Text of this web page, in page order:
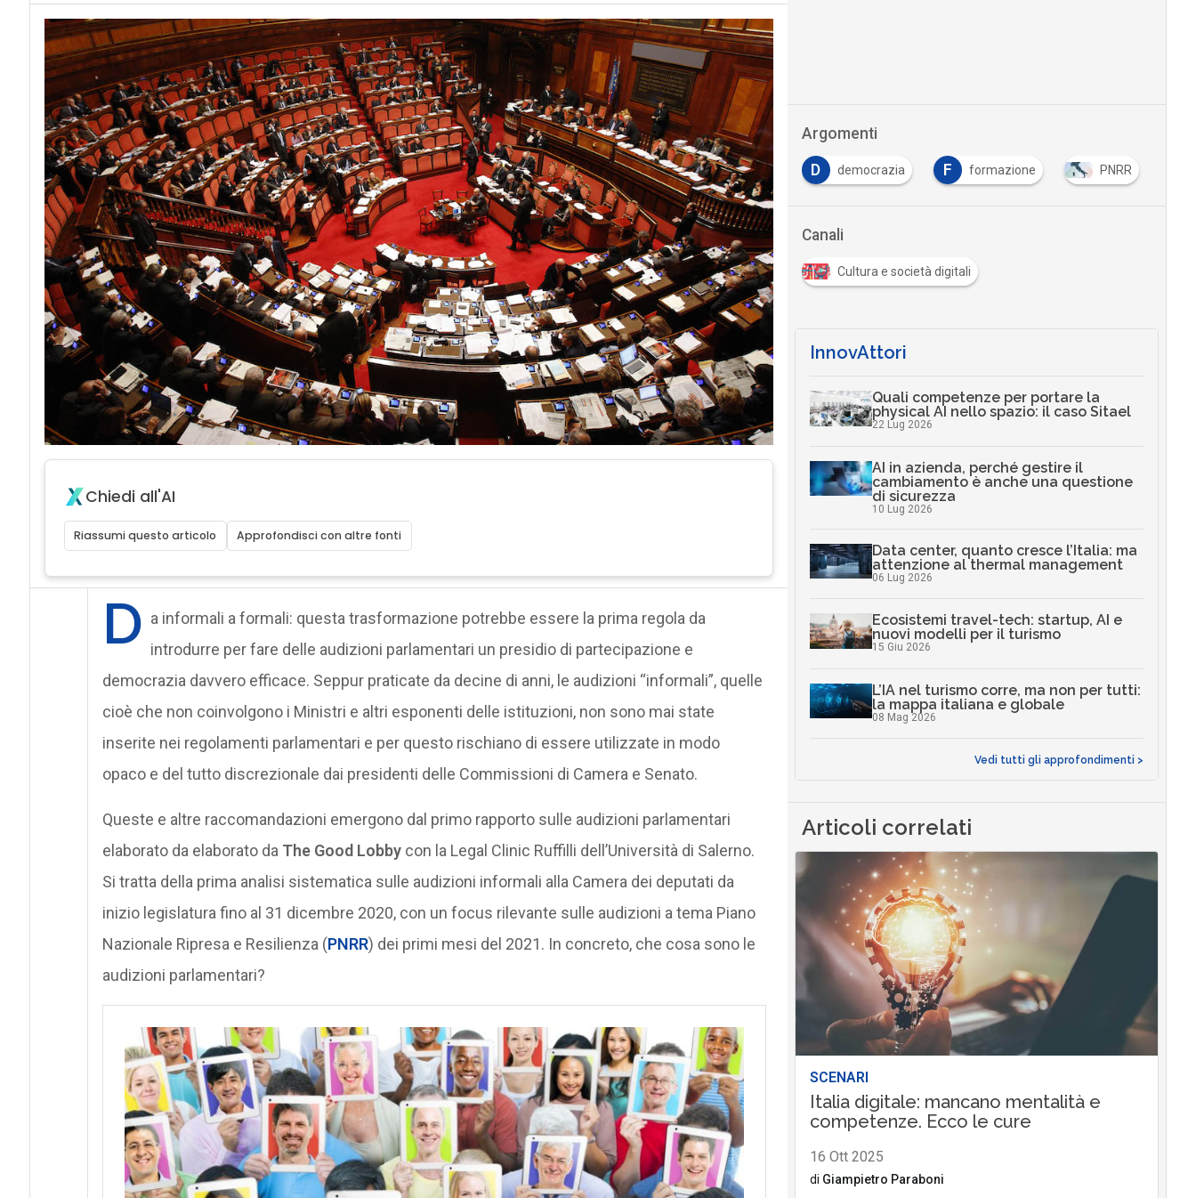
Chiedi all'AI
Riassumi questo articolo Approfondisci con altre fonti
D a informali a formali: questa trasformazione potrebbe essere la prima regola da
introdurre per fare delle audizioni parlamentari un presidio di partecipazione e
democrazia davvero efficace. Seppur praticate da decine di anni, le audizioni “informali”, quelle
cioè che non coinvolgono i Ministri e altri esponenti delle istituzioni, non sono mai state
inserite nei regolamenti parlamentari e per questo rischiano di essere utilizzate in modo
opaco e del tutto discrezionale dai presidenti delle Commissioni di Camera e Senato.
Queste e altre raccomandazioni emergono dal primo rapporto sulle audizioni parlamentari
elaborato da elaborato da The Good Lobbycon la Legal Clinic Ruffilli dell’Università di Salerno.
Si tratta della prima analisi sistematica sulle audizioni informali alla Camera dei deputati da
inizio legislatura fino al 31 dicembre 2020, con un focus rilevante sulle audizioni a tema Piano
Nazionale Ripresa e Resilienza (PNRR) dei primi mesi del 2021. In concreto, che cosa sono le
audizioni parlamentari?
Argomenti
D democrazia F formazione PNRR
Canali
Cultura e società digitali
InnovAttori
Quali competenze per portare la
physical AI nello spazio: il caso Sitael
22 Lug 2026
AI in azienda, perché gestire il
cambiamento è anche una questione
di sicurezza
10 Lug 2026
Data center, quanto cresce l’Italia: ma
attenzione al thermal management
06 Lug 2026
Ecosistemi travel-tech: startup, AI e
nuovi modelli per il turismo
15 Giu 2026
L’IA nel turismo corre, ma non per tutti:
la mappa italiana e globale
08 Mag 2026
Vedi tutti gli approfondimenti >
Articoli correlati
SCENARI
Italia digitale: mancano mentalità e
competenze. Ecco le cure
16 Ott 2025
di Giampietro Paraboni